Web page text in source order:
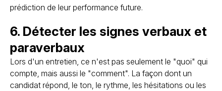
prédiction de leur performance future.
6. Détecter les signes verbaux et
paraverbaux
Lors d'un entretien, ce n'est pas seulement le "quoi" qui
compte, mais aussi le "comment". La façon dont un
candidat répond, le ton, le rythme, les hésitations ou les